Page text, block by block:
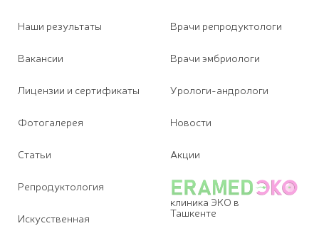
Наши результаты
Вакансии
Лицензии и сертификаты
Фотогалерея
Статьи
Репродуктология
Искусственная
Врачи репродуктологи
Врачи эмбриологи
Урологи-андрологи
Новости
Акции
клиника ЭКО в
Ташкенте